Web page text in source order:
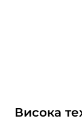
Висока